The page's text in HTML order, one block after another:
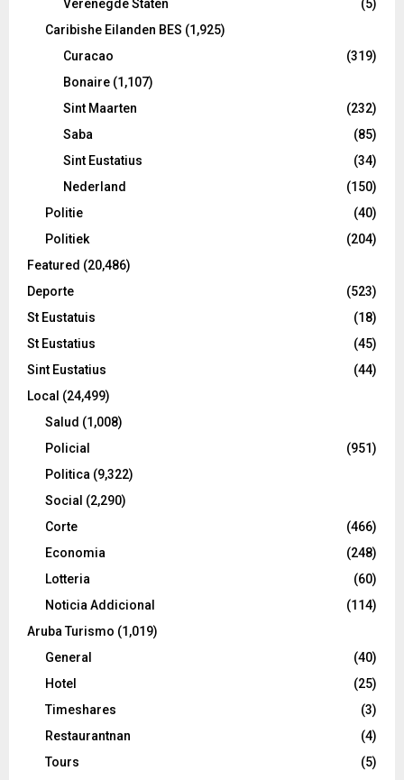
Verenegde Staten
(5)
Caribishe Eilanden BES (1,925)
Curacao
(319)
Bonaire (1,107)
Sint Maarten
(232)
Saba
(85)
Sint Eustatius
(34)
Nederland
(150)
Politie
(40)
Politiek
(204)
Featured (20,486)
Deporte
(523)
St Eustatuis
(18)
St Eustatius
(45)
Sint Eustatius
(44)
Local (24,499)
Salud (1,008)
Policial
(951)
Politica (9,322)
Social (2,290)
Corte
(466)
Economia
(248)
Lotteria
(60)
Noticia Addicional
(114)
Aruba Turismo (1,019)
General
(40)
Hotel
(25)
Timeshares
(3)
Restaurantnan
(4)
Tours
(5)